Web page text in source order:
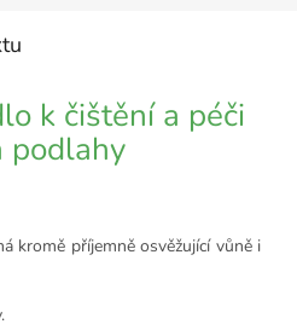
k čištění a péči
podlahy
kromě příjemně osvěžující vůně i